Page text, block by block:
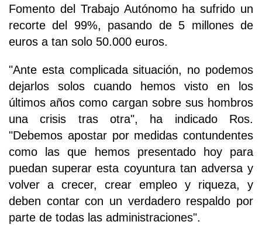
Fomento del Trabajo Autónomo ha sufrido un
recorte del 99%, pasando de 5 millones de
euros a tan solo 50.000 euros.
"Ante esta complicada situación, no podemos
dejarlos solos cuando hemos visto en los
últimos años como cargan sobre sus hombros
una crisis tras otra", ha indicado Ros.
"Debemos apostar por medidas contundentes
como las que hemos presentado hoy para
puedan superar esta coyuntura tan adversa y
volver a crecer, crear empleo y riqueza, y
deben contar con un verdadero respaldo por
parte de todas las administraciones".